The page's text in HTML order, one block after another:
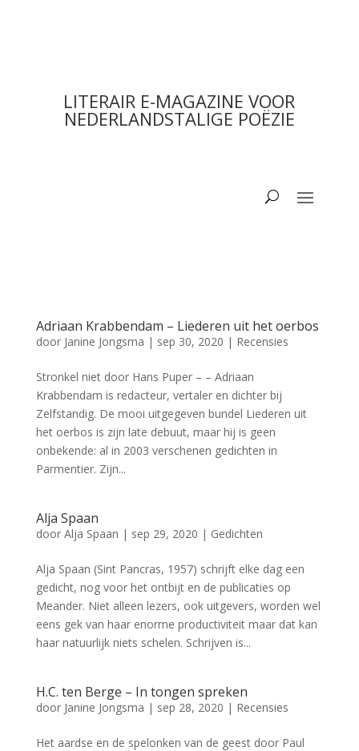
LITERAIR E-MAGAZINE VOOR
NEDERLANDSTALIGE POËZIE
Adriaan Krabbendam – Liederen uit het oerbos
door Janine Jongsma | sep 30, 2020 | Recensies
Stronkel niet door Hans Puper – – Adriaan
Krabbendam is redacteur, vertaler en dichter bij
Zelfstandig. De mooi uitgegeven bundel Liederen uit
het oerbos is zijn late debuut, maar hij is geen
onbekende: al in 2003 verschenen gedichten in
Parmentier. Zijn...
Alja Spaan
door Alja Spaan | sep 29, 2020 | Gedichten
Alja Spaan (Sint Pancras, 1957) schrijft elke dag een
gedicht, nog voor het ontbijt en de publicaties op
Meander. Niet alleen lezers, ook uitgevers, worden wel
eens gek van haar enorme productiviteit maar dat kan
haar natuurlijk niets schelen. Schrijven is...
H.C. ten Berge – In tongen spreken
door Janine Jongsma | sep 28, 2020 | Recensies
Het aardse en de spelonken van de geest door Paul